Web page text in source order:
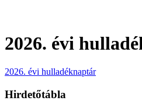
2026. évi
2026. évi hulladéknaptár
Hirdetőtábla